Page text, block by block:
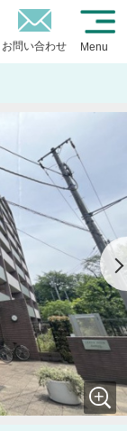
お問い合わせ Menu